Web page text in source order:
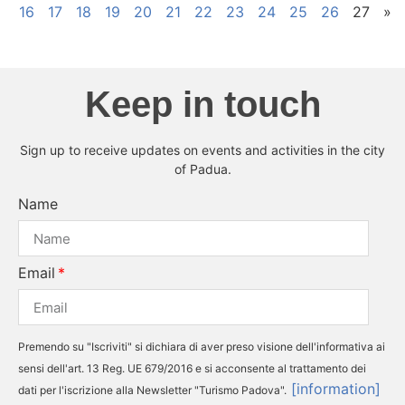
16
17 18 19 20 21 22 23 24 25 26 27 »
Keep in touch
Sign up to receive updates on events and activities in the city
of Padua.
Name
Email
Premendo su "Iscriviti" si dichiara di aver preso visione dell'informativa ai
sensi dell'art. 13 Reg. UE 679/2016 e si acconsente al trattamento dei
dati per l'iscrizione alla Newsletter "Turismo Padova". [information]